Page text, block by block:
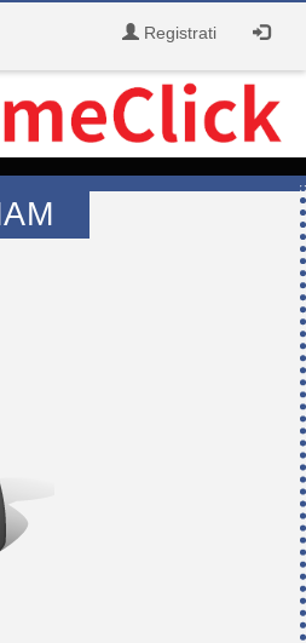
Registrati